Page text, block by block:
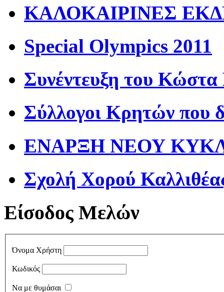
ΚΑΛΟΚΑΙΡΙΝΕΣ
Special Olympics 2011
Συνέντευξη του
Σύλλογοι Κρητών που
ΕΝΑΡΞΗ ΝΕΟΥ
Σχολή Χορού
Είσοδος Μελών
Όνομα Χρήστη
Κωδικός
Να με θυμάσαι